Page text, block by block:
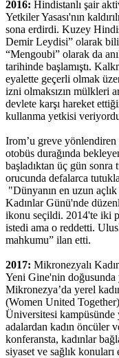
2016: Hindistanlı şair
Yetkiler Yasası'nın
sona erdirdi. Kuzey
Demir Leydisi” olarak
“Mengoubi” olarak da
tarihinde başlamıştı.
eyalette geçerli olmak
izni olmaksızın mülkleri
devlete karşı hareket
kullanma yetkisi
Irom’u greve yönlendiren
otobüs durağında
başladıktan üç gün sonra
orucunda defalarca
"Dünyanın en uzun
Kadınlar Günü'nde
ikonu seçildi. 2014'te iki
istedi ama o reddetti.
mahkumu” ilan etti.
2017: Mikronezyalı
Yeni Gine'nin doğusunda
Mikronezya’da yerel
(Women United
Üniversitesi kampüsünde
adalardan kadın öncüler
konferansta, kadınlar
siyaset ve sağlık konuları